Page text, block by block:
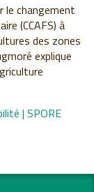
le changement
(CCAFS) à
des zones
explique
| SPORE